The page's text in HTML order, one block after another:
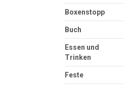
Boxenstopp
Buch
Essen und
Trinken
Feste